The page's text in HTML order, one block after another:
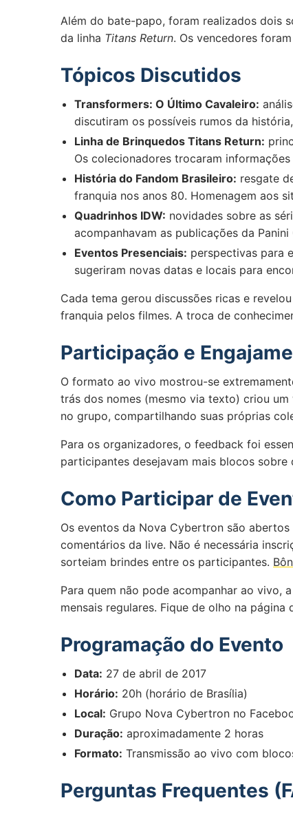
Além do bate-papo, foram realizados dois
da linha Titans Return. Os vencedores
Tópicos Discutidos
Transformers: O Último Cavaleiro:
discutiram os possíveis rumos da
Linha de Brinquedos Titans Return:
Os colecionadores trocaram
História do Fandom Brasileiro: resgate
franquia nos anos 80. Homenagem aos
Quadrinhos IDW: novidades sobre as
acompanhavam as publicações da
Eventos Presenciais: perspectivas para
sugeriram novas datas e locais para
Cada tema gerou discussões ricas e
franquia pelos filmes. A troca de
Participação e
O formato ao vivo mostrou-se
trás dos nomes (mesmo via texto) criou
no grupo, compartilhando suas próprias
Para os organizadores, o feedback foi
participantes desejavam mais blocos
Como Participar de
Os eventos da Nova Cybertron são
comentários da live. Não é necessária
sorteiam brindes entre os participantes.
Para quem não pode acompanhar ao vivo,
mensais regulares. Fique de olho na página
Programação do Evento
Data: 27 de abril de 2017
Horário: 20h (horário de Brasília)
Local: Grupo Nova Cybertron no
Duração: aproximadamente 2 horas
Formato: Transmissão ao vivo com
Perguntas Frequentes